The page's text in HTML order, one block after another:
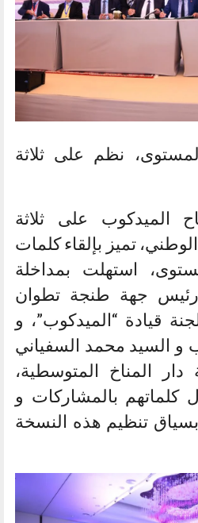
نظم على ثلاثة
الميدكوب على ثلاثة
تميز بإلقاء كلمات
استهلت بمداخلة
جهة طنجة تطوان
قيادة “الميدكوب”، و
و السيد محمد السفياني
المناخ المتوسطية،
كلماتهم بالمشاركات و
تنظيم هذه النسخة